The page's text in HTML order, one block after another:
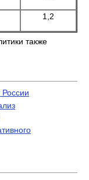
1,2
также
России